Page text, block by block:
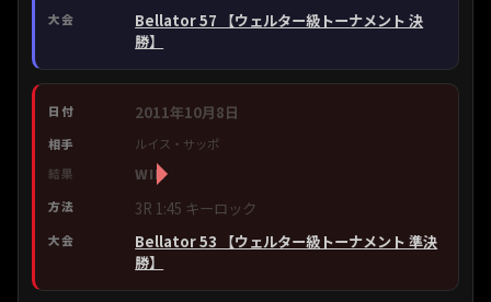
Bellator 57 【ウェルター級トーナメント 決
勝】
2011年10月8日
ルイス・サッポ
WIN
3R 1:45 キーロック
Bellator 53 【ウェルター級トーナメント 準決
勝】